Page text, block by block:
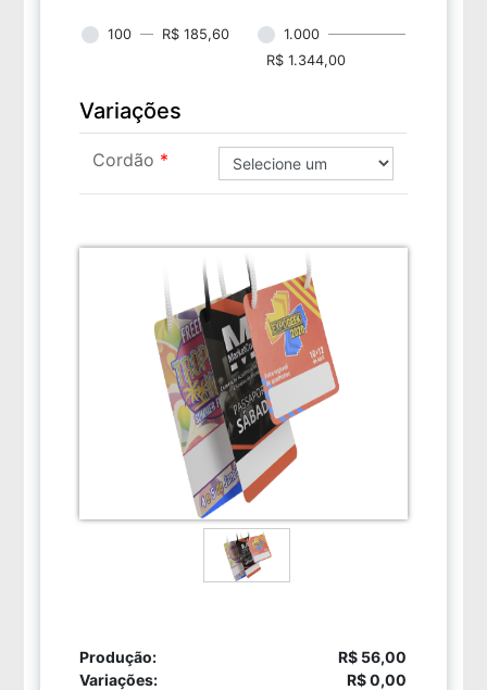
100 R$ 185,60
1.000
R$ 1.344,00
Variações
Cordão
Produção:
R$ 56,00
Variações:
R$ 0,00